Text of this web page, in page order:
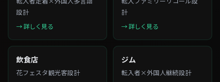
設計
→ 詳しく見る
計
→ 詳しく見る
飲食店
花フェスタ観光客設計
ジム
転入者×外国人継続設計